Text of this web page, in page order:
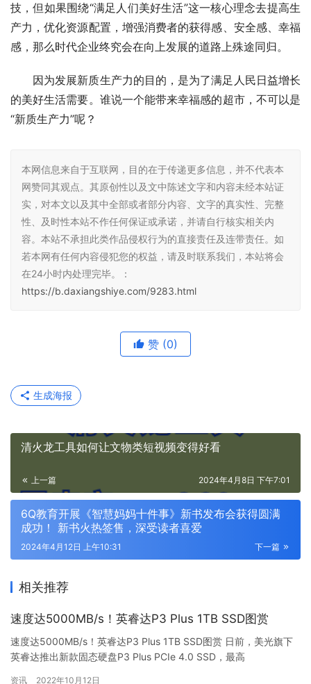
技，但如果围绕“满足人们美好生活”这一核心理念去提高生
产力，优化资源配置，增强消费者的获得感、安全感、幸福
感，那么时代企业终究会在向上发展的道路上殊途同归。
因为发展新质生产力的目的，是为了满足人民日益增长
的美好生活需要。谁说一个能带来幸福感的超市，不可以是
“新质生产力”呢？
本网信息来自于互联网，目的在于传递更多信息，并不代表本
网赞同其观点。其原创性以及文中陈述文字和内容未经本站证
实，对本文以及其中全部或者部分内容、文字的真实性、完整
性、及时性本站不作任何保证或承诺，并请自行核实相关内
容。本站不承担此类作品侵权行为的直接责任及连带责任。如
若本网有任何内容侵犯您的权益，请及时联系我们，本站将会
在24小时内处理完毕。：
https://b.daxiangshiye.com/9283.html
赞 (0)
生成海报
清火龙工具如何让文物类短视频变得好看
上一篇 2024年4月8日 下午7:01
6Q教育开展《智慧妈妈十件事》新书发布会获得圆满
成功！ 新书火热签售，深受读者喜爱
下一篇
2024年4月12日 上午10:31
相关推荐
速度达5000MB/s！英睿达P3 Plus 1TB SSD图赏
速度达5000MB/s！英睿达P3 Plus 1TB SSD图赏 日前，美光旗下
英睿达推出新款固态硬盘P3 Plus PCIe 4.0 SSD，最高
资讯 2022年10月12日